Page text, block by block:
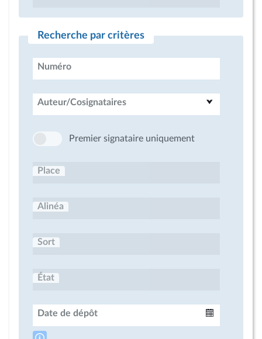
Recherche par critères
Numéro
Auteur/Cosignataires
Premier signataire uniquement
Place
Alinéa
Sort
État
Date de dépôt